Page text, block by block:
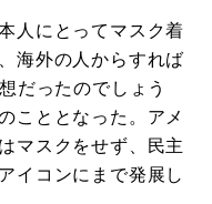
人にとってマスク着
海外の人からすれば
だったのでしょう
こととなった。アメ
マスクをせず、民主
イコンにまで発展し